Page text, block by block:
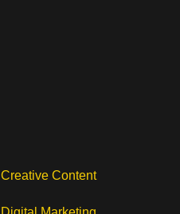
Creative Content